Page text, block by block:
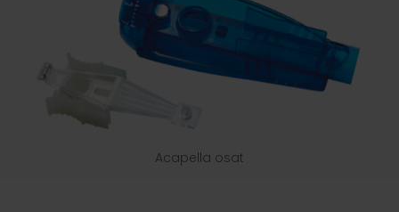
Acapella osat